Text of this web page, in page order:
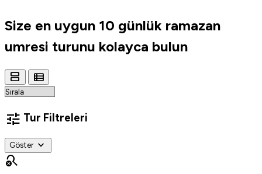
Size en uygun 10 günlük ramazan
umresi turunu kolayca bulun
view_agenda view_list
tune Tur Filtreleri
Göster expand_more
search_off